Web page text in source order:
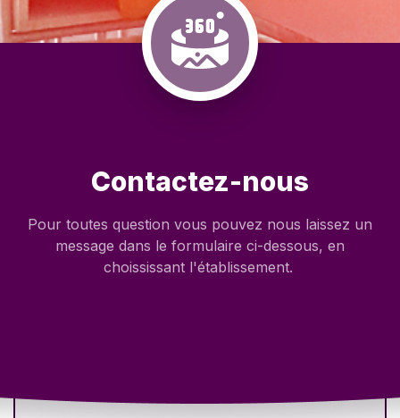
Contactez-nous
Pour toutes question vous pouvez nous laissez un
message dans le formulaire ci-dessous, en
choississant l'établissement.